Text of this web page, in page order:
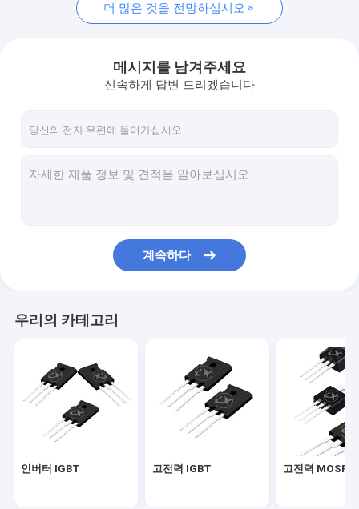
인버터 IGBT
고전력 IGBT
고전압 MOSFET
낮은 VF Schottky
고전력 반도체
실리콘 카바이드 MOSFET
실리콘 카비드 SBD
더 많은 것을 전망하십시오
메시지를 남겨주세요
신속하게 답변 드리겠습니다
계속하다
우리의 카테고리
인버터 IGBT 고전력 IGBT 고전력